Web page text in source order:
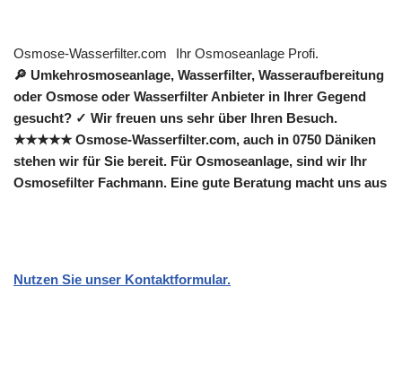
Osmose-Wasserfilter.com
Ihr Osmoseanlage Profi.
🔎 Umkehrosmoseanlage, Wasserfilter, Wasseraufbereitung
oder Osmose oder Wasserfilter Anbieter in Ihrer Gegend
gesucht? ✓ Wir freuen uns sehr über Ihren Besuch.
★★★★★ Osmose-Wasserfilter.com, auch in 0750 Däniken
stehen wir für Sie bereit. Für Osmoseanlage, sind wir Ihr
Osmosefilter Fachmann. Eine gute Beratung macht uns aus
Nutzen Sie unser Kontaktformular.